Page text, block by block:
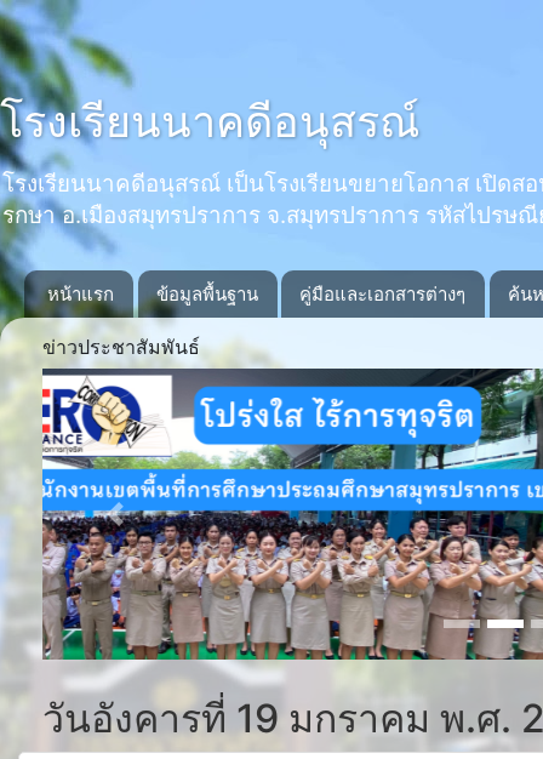
โรงเรียนนาคดีอนุสรณ์
โรงเรียนนาคดีอนุสรณ์ เป็นโรงเรียนขยายโอกาส เปิ
รกษา อ.เมืองสมุทรปราการ จ.สมุทรปราการ รหัสไปรษ
หน้าแรก ข้อมูลพื้นฐาน คู่มือและเอกสารต่างๆ ค้น
ข่าวประชาสัมพันธ์
Previous
วันอังคารที่ 19 มกราคม พ.ศ.